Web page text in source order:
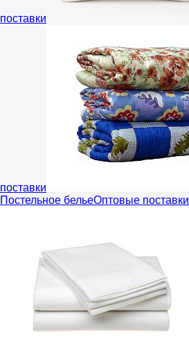
поставки
поставки
Постельное бельеОптовые поставки